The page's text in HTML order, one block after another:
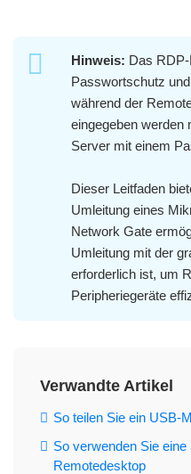
Hinweis: Das
Passwortschutz
während der
eingegeben werden
Server mit einem
Dieser Leitfaden
Umleitung eines
Network Gate
Umleitung mit der
erforderlich ist, um
Peripheriegeräte
Verwandte Artikel
So teilen Sie ein USB-
So verwenden Sie
Remotedesktop